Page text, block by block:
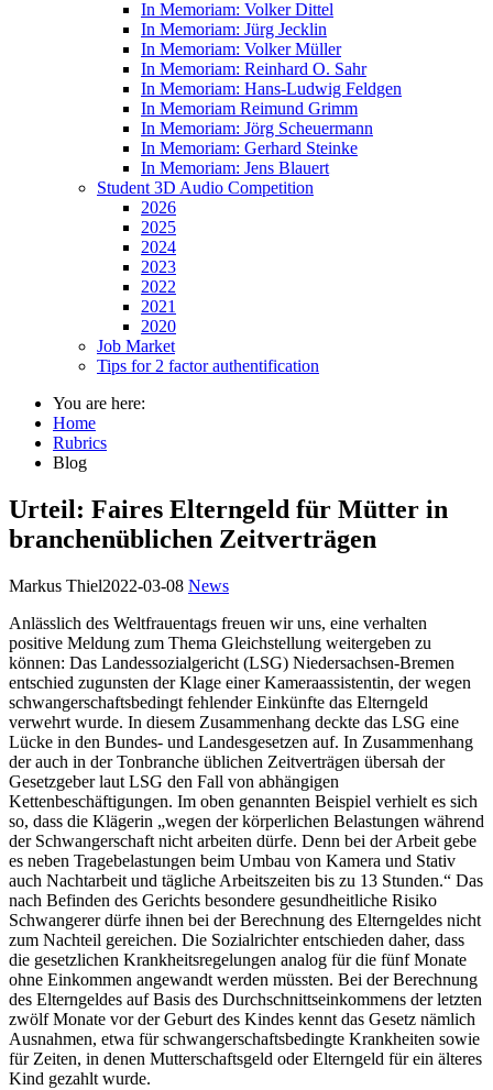
In Memoriam: Volker Dittel
In Memoriam: Jürg Jecklin
In Memoriam: Volker Müller
In Memoriam: Reinhard O. Sahr
In Memoriam: Hans-Ludwig Feldgen
In Memoriam Reimund Grimm
In Memoriam: Jörg Scheuermann
In Memoriam: Gerhard Steinke
In Memoriam: Jens Blauert
Student 3D Audio Competition
2026
2025
2024
2023
2022
2021
2020
Job Market
Tips for 2 factor authentification
You are here:
Home
Rubrics
Blog
Urteil: Faires Elterngeld für Mütter in
branchenüblichen Zeitverträgen
Markus Thiel2022-03-08 News
Anlässlich des Weltfrauentags freuen wir uns, eine verhalten
positive Meldung zum Thema Gleichstellung weitergeben zu
können: Das Landessozialgericht (LSG) Niedersachsen-Bremen
entschied zugunsten der Klage einer Kameraassistentin, der wegen
schwangerschaftsbedingt fehlender Einkünfte das Elterngeld
verwehrt wurde. In diesem Zusammenhang deckte das LSG eine
Lücke in den Bundes- und Landesgesetzen auf. In Zusammenhang
der auch in der Tonbranche üblichen Zeitverträgen übersah der
Gesetzgeber laut LSG den Fall von abhängigen
Kettenbeschäftigungen. Im oben genannten Beispiel verhielt es sich
so, dass die Klägerin „wegen der körperlichen Belastungen während
der Schwangerschaft nicht arbeiten dürfe. Denn bei der Arbeit gebe
es neben Tragebelastungen beim Umbau von Kamera und Stativ
auch Nachtarbeit und tägliche Arbeitszeiten bis zu 13 Stunden.“ Das
nach Befinden des Gerichts besondere gesundheitliche Risiko
Schwangerer dürfe ihnen bei der Berechnung des Elterngeldes nicht
zum Nachteil gereichen. Die Sozialrichter entschieden daher, dass
die gesetzlichen Krankheitsregelungen analog für die fünf Monate
ohne Einkommen angewandt werden müssten. Bei der Berechnung
des Elterngeldes auf Basis des Durchschnittseinkommens der letzten
zwölf Monate vor der Geburt des Kindes kennt das Gesetz nämlich
Ausnahmen, etwa für schwangerschaftsbedingte Krankheiten sowie
für Zeiten, in denen Mutterschaftsgeld oder Elterngeld für ein älteres
Kind gezahlt wurde.